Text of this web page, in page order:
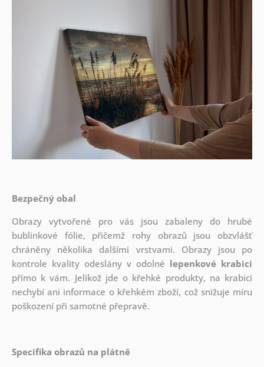
Bezpečný obal
Obrazy vytvořené pro vás jsou zabaleny do hrubé
bublinkové fólie, přičemž rohy obrazů jsou obzvlášť
chráněny několika dalšími vrstvami. Obrazy jsou po
kontrole kvality odeslány v odolné lepenkové krabici
přímo k vám. Jelikož jde o křehké produkty, na krabici
nechybí ani informace o křehkém zboží, což snižuje míru
poškození při samotné přepravě.
Specifika obrazů na plátně